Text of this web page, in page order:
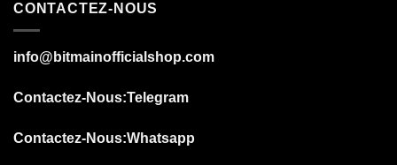
CONTACTEZ-NOUS
info@bitmainofficialshop.com
Contactez-Nous:Telegram
Contactez-Nous:Whatsapp